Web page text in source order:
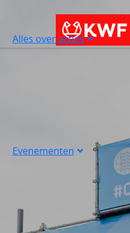
Alles over acties
Evenementen